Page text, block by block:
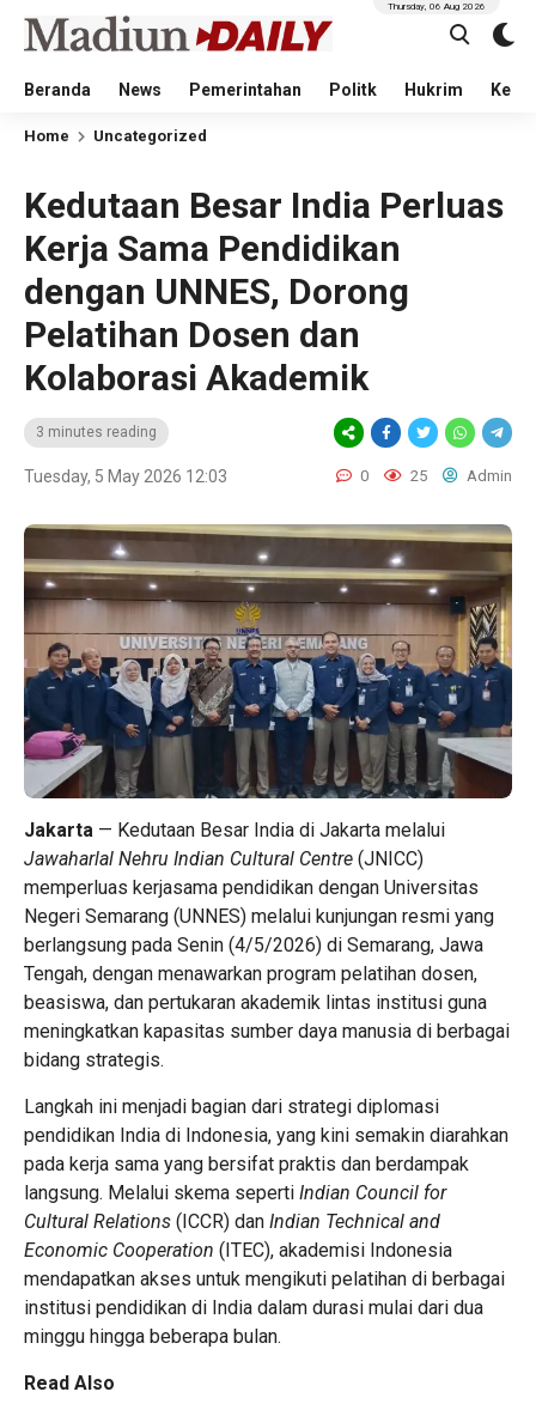
Beranda News Pemerintahan Politk Hukrim
Thursday, 06 Aug 2026
Home Uncategorized
Kedutaan Besar India Perluas
Kerja Sama Pendidikan
dengan UNNES, Dorong
Pelatihan Dosen dan
Kolaborasi Akademik
3 minutes reading
Tuesday, 5 May 2026 12:03 0 25 Admin
Jakarta — Kedutaan Besar India di Jakarta melalui
Jawaharlal Nehru Indian Cultural Centre (JNICC)
memperluas kerjasama pendidikan dengan Universitas
Negeri Semarang (UNNES) melalui kunjungan resmi yang
berlangsung pada Senin (4/5/2026) di Semarang, Jawa
Tengah, dengan menawarkan program pelatihan dosen,
beasiswa, dan pertukaran akademik lintas institusi guna
meningkatkan kapasitas sumber daya manusia di berbagai
bidang strategis.
Langkah ini menjadi bagian dari strategi diplomasi
pendidikan India di Indonesia, yang kini semakin diarahkan
pada kerja sama yang bersifat praktis dan berdampak
langsung. Melalui skema seperti Indian Council for
Cultural Relations (ICCR) dan Indian Technical and
Economic Cooperation (ITEC), akademisi Indonesia
mendapatkan akses untuk mengikuti pelatihan di berbagai
institusi pendidikan di India dalam durasi mulai dari dua
minggu hingga beberapa bulan.
Read Also